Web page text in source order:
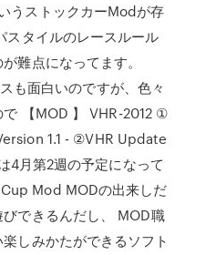
うストックカーModが存
スタイルのレースルール
難点になってます。
も面白いのですが、色々
【MOD 】 VHR-2012 ①
1.1 - ②VHR Update
4月第2週の予定になって
Mod MODの出来しだ
できるんだし、 MOD職
しみかたができるソフト